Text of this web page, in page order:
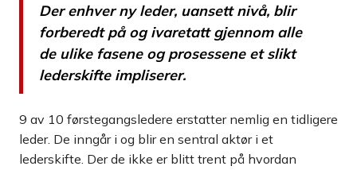
Der enhver ny leder, uansett nivå, blir
forberedt på og ivaretatt gjennom alle
de ulike fasene og prosessene et slikt
lederskifte impliserer.
9 av 10 førstegangsledere erstatter nemlig en tidligere
leder. De inngår i og blir en sentral aktør i et
lederskifte. Der de ikke er blitt trent på hvordan